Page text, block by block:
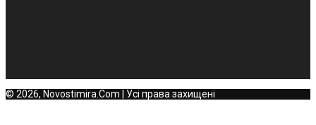
© 2026, Novostimira.Com | Усі права захищені